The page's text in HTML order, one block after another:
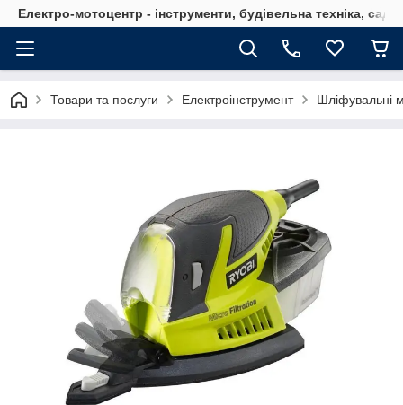
Електро-мотоцентр - інструменти, будівельна техніка,
Товари та послуги Електроінструмент Шліфувальні